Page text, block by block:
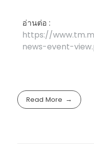
อ่านต่อ :
https://
news-event-
Read More